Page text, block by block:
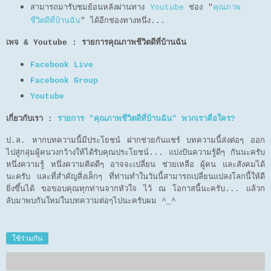
สามารถมารับชมย้อนหลังผ่านทาง Youtube ช่อง " คุณภาพ
ชีวิตดีที่บ้านฉัน" ได้อีกช่องทางหนึ่ง...
เพจ & Youtube : รายการคุณภาพชีวิตดีที่บ้านฉัน
Facebook Live
Facebook Group
Youtube
เกี่ยวกับเรา : รายการ "คุณภาพชีวิตดีที่บ้านฉัน" พวกเราคือใคร?
ป.ล. หากบทความนี้มีประโยชน์ ฝากช่วยกันแชร์ บทความนี้ส่งต่อๆ ออก
ไปสู่กลุ่มผู้คนวงกว้างให้ได้รับคุณประโยชน์... แบ่งปันความรู้ดีๆ กันนะครับ
หนึ่งความรู้ หนึ่งความคิดดีๆ อาจจะเปลี่ยน ช่วยเหลือ ผู้คน และสังคมได้
นะครับ และที่สำคัญสิ่งเล็กๆ ที่ท่านทำในวันนี้สามารถเปลี่ยนแปลงโลกนี้ให้ดี
ยิ่งขึ้นได้ ขอขอบคุณทุกท่านจากหัวใจ ไว้ ณ โอกาสนี้นะครับ... แล้วก
ลับมาพบกันใหม่ในบทความต่อๆไปนะครับผม ^_^
ใช้ร่วมกัน